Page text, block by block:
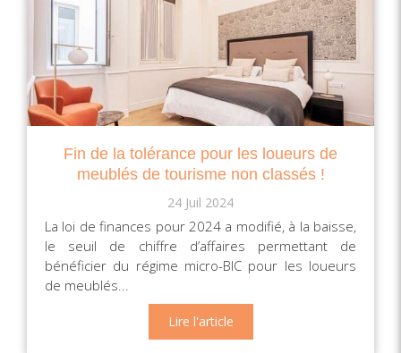
Fin de la tolérance pour les loueurs de
meublés de tourisme non classés !
24 Juil 2024
La loi de finances pour 2024 a modifié, à la baisse,
le seuil de chiffre d’affaires permettant de
bénéficier du régime micro-BIC pour les loueurs
de meublés...
Lire l'article